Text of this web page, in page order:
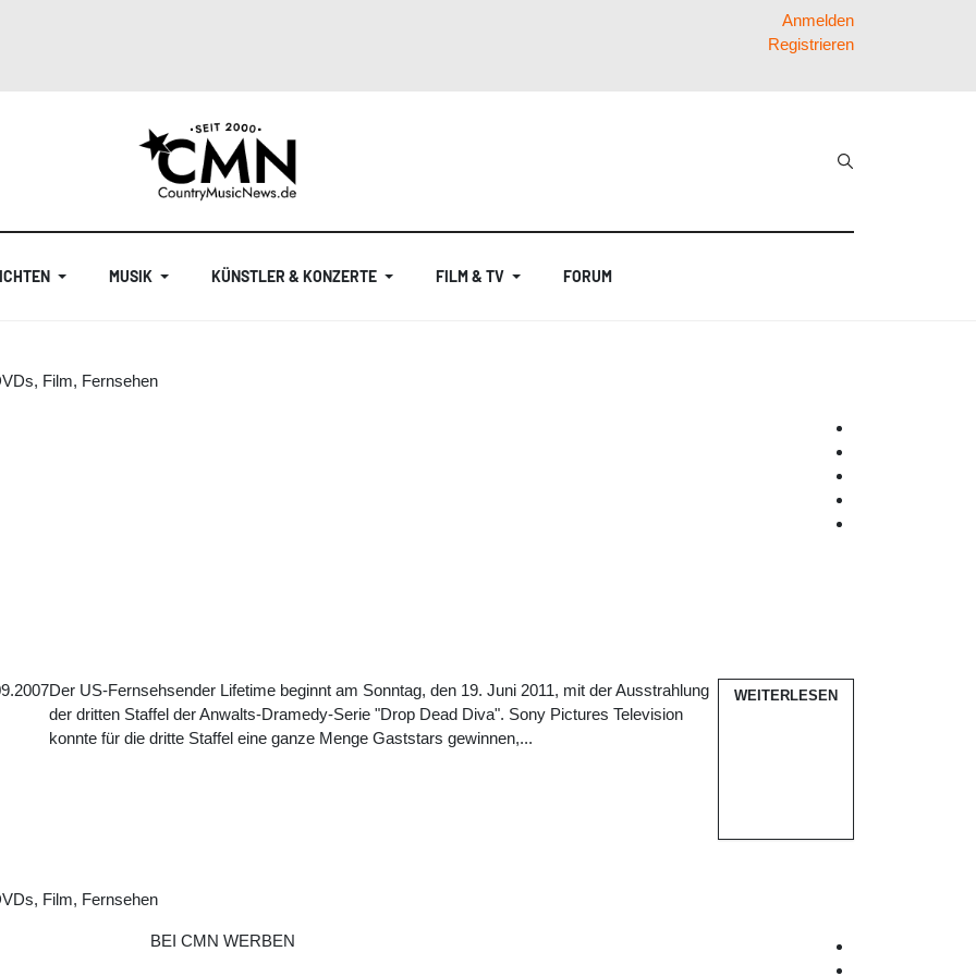
Anmelden
Registrieren
MUSIK KÜNSTLER & KONZERTE FILM & TV FORUM
Film, Fernsehen
Der US-Fernsehsender Lifetime beginnt am Sonntag, den 19. Juni 2011, mit der Ausstrahlung
der dritten Staffel der Anwalts-Dramedy-Serie "Drop Dead Diva". Sony Pictures Television
konnte für die dritte Staffel eine ganze Menge Gaststars gewinnen,...
WEITERLESEN
Film, Fernsehen
BEI CMN WERBEN